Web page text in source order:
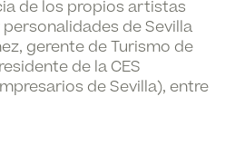
de los propios artistas
de Sevilla
gerente de Turismo de
de la CES
de Sevilla), entre